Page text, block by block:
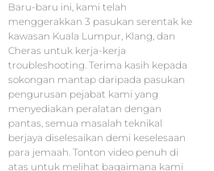
Baru-baru ini, kami telah
menggerakkan 3 pasukan serentak ke
kawasan Kuala Lumpur, Klang, dan
Cheras untuk kerja-kerja
troubleshooting. Terima kasih kepada
sokongan mantap daripada pasukan
pengurusan pejabat kami yang
menyediakan peralatan dengan
pantas, semua masalah teknikal
berjaya diselesaikan demi keselesaan
para jemaah. Tonton video penuh di
atas untuk melihat bagaimana kami